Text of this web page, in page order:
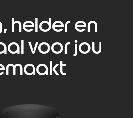
helder en
voor jou